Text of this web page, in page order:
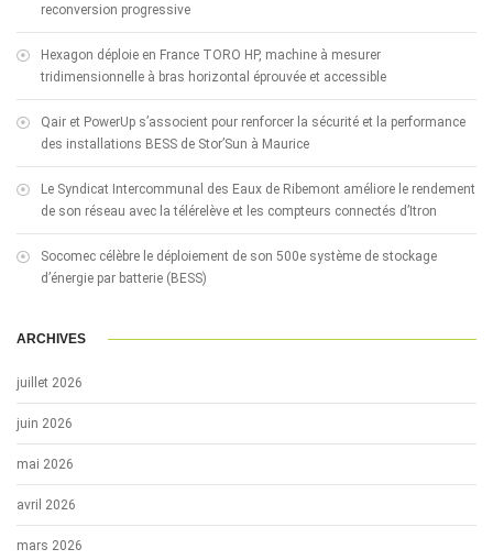
reconversion progressive
Hexagon déploie en France TORO HP, machine à mesurer
tridimensionnelle à bras horizontal éprouvée et accessible
Qair et PowerUp s’associent pour renforcer la sécurité et la performance
des installations BESS de Stor’Sun à Maurice
Le Syndicat Intercommunal des Eaux de Ribemont améliore le rendement
de son réseau avec la télérelève et les compteurs connectés d’Itron
Socomec célèbre le déploiement de son 500e système de stockage
d’énergie par batterie (BESS)
ARCHIVES
juillet 2026
juin 2026
mai 2026
avril 2026
mars 2026